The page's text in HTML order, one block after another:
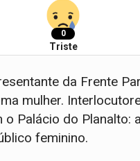
0
Triste
da Frente
mulher.
Palácio do Planalto:
feminino.